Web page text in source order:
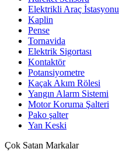
Elektrikli Araç İstasyonu
Kaplin
Pense
Tornavida
Elektrik Sigortası
Kontaktör
Potansiyometre
Kaçak Akım Rölesi
Yangın Alarm Sistemi
Motor Koruma Şalteri
Pako şalter
Yan Keski
Çok Satan Markalar